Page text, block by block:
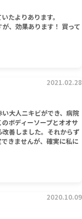
たよりあります。
、効果あります！ 買って
2021.02.28
大人ニキビができ、病院
ボディーソープとオオサ
善しました。それからず
きませんが、確実に私に
2020.10.09